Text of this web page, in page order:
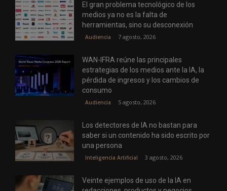
El gran problema tecnológico de los
medios ya no es la falta de
herramientas, sino su desconexión
Audiencia 7 agosto, 2026
WAN-IFRA reúne las principales
estrategias de los medios ante la IA, la
pérdida de ingresos y los cambios de
consumo
Audiencia 5 agosto, 2026
Los detectores de IA no bastan para
saber si un contenido ha sido escrito por
una persona
Inteligencia Artificial 3 agosto, 2026
Veinte ejemplos de uso de la IA en